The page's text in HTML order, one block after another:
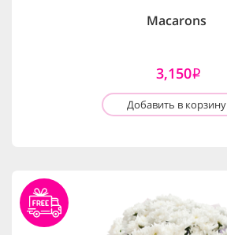
Macarons
3,150i
Добавить в корзину